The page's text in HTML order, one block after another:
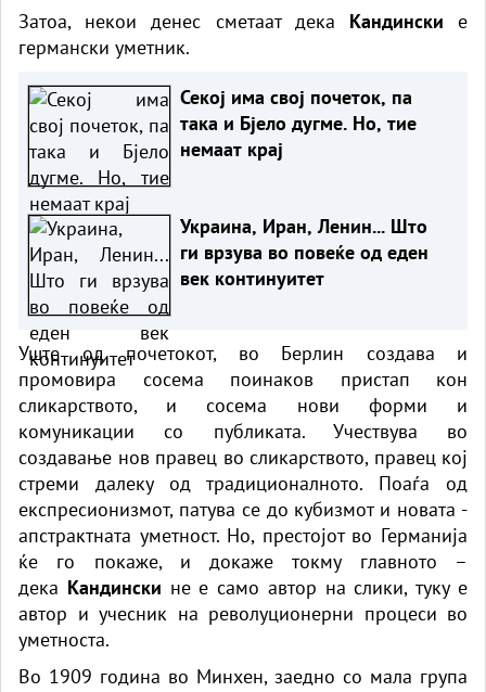
Затоа, некои денес сметаат дека Кандински е
германски уметник.
Секој има свој почеток, па
така и Бјело дугме. Но, тие
немаат крај
Украина, Иран, Ленин... Што
ги врзува во повеќе од еден
век континуитет
Уште од почетокот, во Берлин создава и
промовира сосема поинаков пристап кон
сликарството, и сосема нови форми и
комуникации со публиката. Учествува во
создавање нов правец во сликарството, правец кој
стреми далеку од традиционалното. Поаѓа од
експресионизмот, патува се до кубизмот и новата -
апстрактната уметност. Но, престојот во Германија
ќе го покаже, и докаже токму главното –
дека Кандински не е само автор на слики, туку е
автор и учесник на револуционерни процеси во
уметноста.
Во 1909 година во Минхен, заедно со мала група